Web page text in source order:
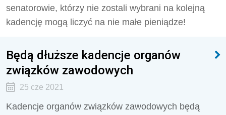
senatorowie, którzy nie zostali wybrani na kolejną
kadencję mogą liczyć na nie małe pieniądze!
Będą dłuższe kadencje organów
związków zawodowych
25 cze 2021
Kadencje organów związków zawodowych będą